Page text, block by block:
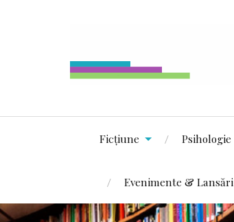
Ficțiune Psihologie
Evenimente & Lansări